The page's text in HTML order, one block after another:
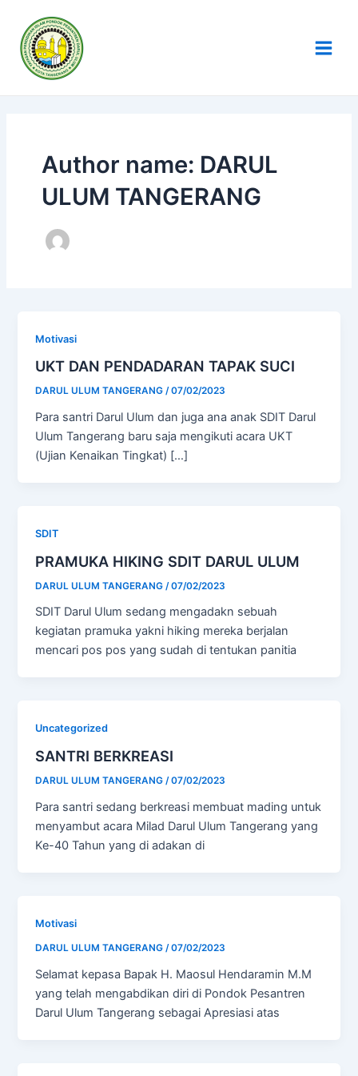
content
Author name: DARUL
ULUM TANGERANG
Motivasi
UKT DAN PENDADARAN TAPAK SUCI
DARUL ULUM TANGERANG/07/02/2023
Para santri Darul Ulum dan juga ana anak SDIT Darul
Ulum Tangerang baru saja mengikuti acara UKT
(Ujian Kenaikan Tingkat) […]
SDIT
PRAMUKA HIKING SDIT DARUL ULUM
DARUL ULUM TANGERANG /07/02/2023
SDIT Darul Ulum sedang mengadakn sebuah
kegiatan pramuka yakni hiking mereka berjalan
mencari pos pos yang sudah di tentukan panitia
Uncategorized
SANTRI BERKREASI
DARUL ULUM TANGERANG/07/02/2023
Para santri sedang berkreasi membuat mading untuk
menyambut acara Milad Darul Ulum Tangerang yang
Ke-40 Tahun yang di adakan di
Motivasi
DARUL ULUM TANGERANG/07/02/2023
Selamat kepasa Bapak H. Maosul Hendaramin M.M
yang telah mengabdikan diri di Pondok Pesantren
Darul Ulum Tangerang sebagai Apresiasi atas
pagination